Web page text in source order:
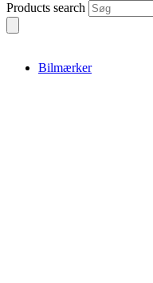
Products search
Bilmærker